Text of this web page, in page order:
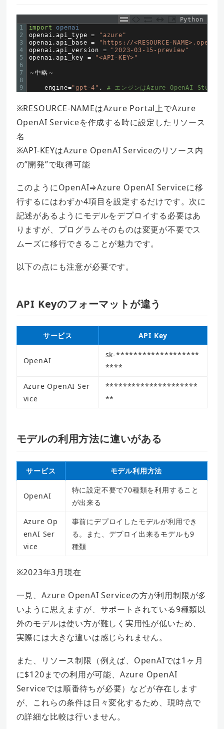
Python
1
2
3
4
5
6
7
8
9
import
openai
openai.api_type =
"azure"
openai.api_base =
"https://<RESOURCE-
openai.api_version =
"2023-03-15-preview"
openai.api_key = "<API-KEY>"
～中略～
engine="gpt-4" , # エンジンはAzure OpenAI Studio
※RESOURCE-NAMEはAzure Portal上でAzure
OpenAI Serviceを作成する時に設定したリソース
名
※API-KEYはAzure OpenAI Serviceのリソース内
の”開発”で取得可能
このようにOpenAI⇒Azure OpenAI Serviceに移
行するにはわずか4項目を設定するだけです。次に
記述があるようにモデルをデプロイする必要はあ
りますが、プログラムそのものは変更が不要でス
ムーズに移行できることが魅力です。
以下の点にも注意が必要です。
API Keyのフォーマットが違う
サービス API Key
OpenAI
sk-*******************
****
Azure OpenAI Ser
vice
*********************
**
モデルの利用方法に違いがある
サービス モデル利用方法
OpenAI
特に設定不要で70種類を利用すること
が出来る
Azure Op
enAI Ser
vice
事前にデプロイしたモデルが利用でき
る。また、デプロイ出来るモデルも9
種類
※2023年3月現在
一見、Azure OpenAI Serviceの方が利用制限が多
いように思えますが、サポートされている9種類以
外のモデルは使い方が難しく実用性が低いため、
実際には大きな違いは感じられません。
また、リソース制限（例えば、OpenAIでは1ヶ月
に$120までの利用が可能、Azure OpenAI
Serviceでは順番待ちが必要）などが存在します
が、これらの条件は日々変化するため、現時点で
の詳細な比較は行いません。